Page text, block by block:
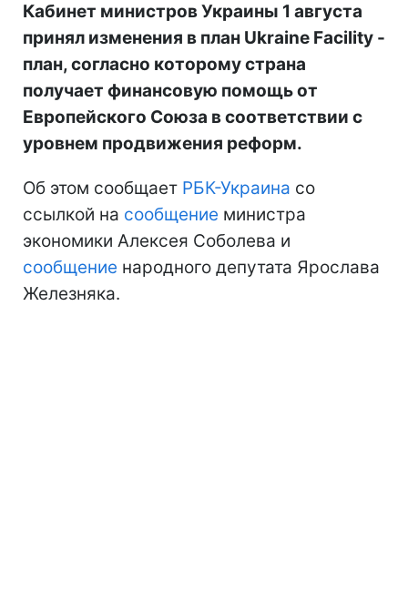
Кабинет министров Украины 1 августа
принял изменения в план Ukraine Facility -
план, согласно которому страна
получает финансовую помощь от
Европейского Союза в соответствии с
уровнем продвижения реформ.
Об этом сообщает РБК-Украина со
ссылкой на сообщение министра
экономики Алексея Соболева и
сообщение народного депутата Ярослава
Железняка.